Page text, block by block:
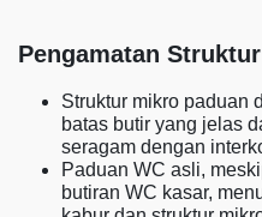
Pengamatan
Struktur mikro paduan
batas butir yang jelas
seragam dengan
Paduan WC asli,
butiran WC kasar,